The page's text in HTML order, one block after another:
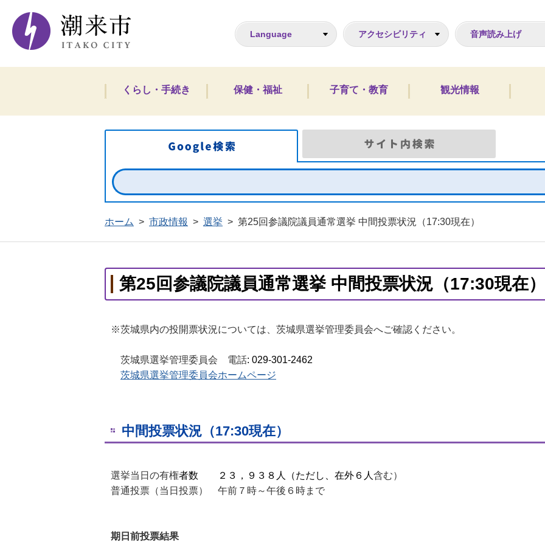
潮来市ホームページ
Language アクセシビリティ 音声読み上げ
くらし・手続き 保健・福祉 子育て・教育 観光情報
Google検索
ホーム > 市政情報 > 選挙 > 第25回参議院議員通常選挙 中間投票状況（17:30現在）
第25回参議院議員通常選挙 中間投票状況（17:30現在）
※茨城県内の投開票状況については、茨城県選挙管理委員会へご確認ください。
茨城県選挙管理委員会 電話: 029-301-2462
茨城県選挙管理委員会ホームページ
中間投票状況（17:30現在）
選挙当日の有権者数 ２３，９３８人（ただし、在外６人 含む）
普通投票（当日投票） 午前７時～午後６時まで
期日前投票結果